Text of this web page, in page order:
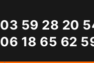
03 59 28 20
06 18 65 62